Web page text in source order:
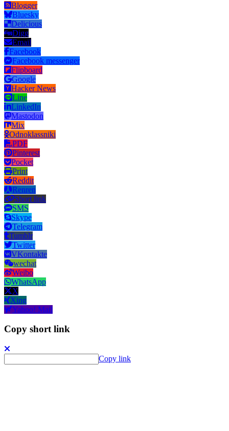
Blogger
Bluesky
Delicious
Digg
Email
Facebook
Facebook messenger
Flipboard
Google
Hacker News
Line
LinkedIn
Mastodon
Mix
Odnoklassniki
PDF
Pinterest
Pocket
Print
Reddit
Renren
Short link
SMS
Skype
Telegram
Tumblr
Twitter
VKontakte
wechat
Weibo
WhatsApp
X
Xing
Yahoo! Mail
Copy short link
Copy link